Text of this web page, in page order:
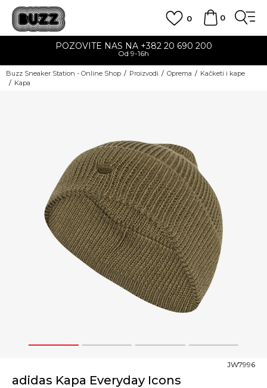
0
0
POZOVITE NAS NA +382 20 690 200
Od 9-16h
Buzz Sneaker Station - Online Shop Proizvodi Oprema
Kačketi i kape
Kapa
1 2 3 4
adidas Kapa Everyday Icons
JW7996